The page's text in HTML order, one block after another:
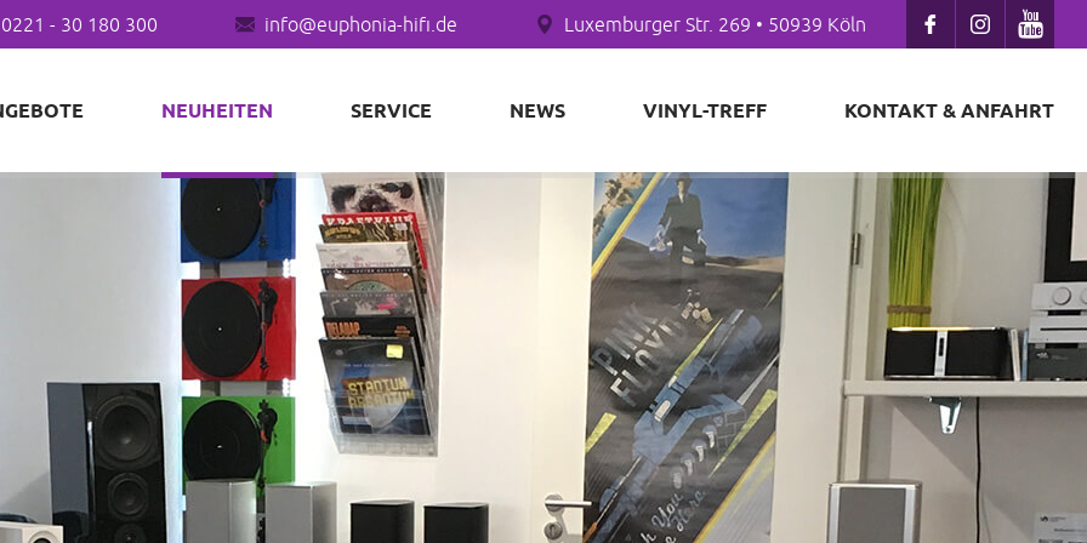
0221 - 30 180 300 info@euphonia-hifi.de Luxemburger Str. 269 • 50939 Köln
NEUHEITEN SERVICE NEWS VINYL-TREFF KONTAKT & ANFAHRT